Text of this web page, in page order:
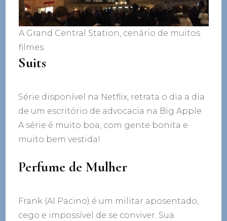
A Grand Central Station, cenário de muitos
filmes
Suits
Série disponível na Netflix, retrata o dia a dia
de um escritório de advocacia na Big Apple.
A série é muito boa, com gente bonita e
muito bem vestida!
Perfume de Mulher
Frank (Al Pacino) é um militar aposentado,
cego e impossível de se conviver. Sua